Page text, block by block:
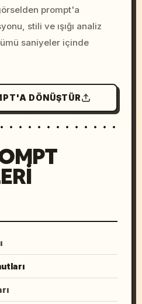
prompt'a
stili ve ışığı analiz
saniyeler içinde
DÖNÜŞTÜR